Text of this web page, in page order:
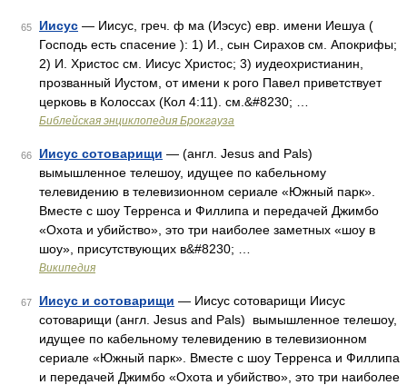
65 Иисус — Иисус, греч. ф ма (Иэсус) евр. имени Иешуа (
Господь есть спасение ): 1) И., сын Сирахов см. Апокрифы;
2) И. Христос см. Иисус Христос; 3) иудеохристианин,
прозванный Иустом, от имени к рого Павел приветствует
церковь в Колоссах (Кол 4:11). см.&#8230; …
Библейская энциклопедия Брокгауза
66 Иисус сотоварищи — (англ. Jesus and Pals)
вымышленное телешоу, идущее по кабельному
телевидению в телевизионном сериале «Южный парк».
Вместе с шоу Терренса и Филлипа и передачей Джимбо
«Охота и убийство», это три наиболее заметных «шоу в
шоу», присутствующих в&#8230; …
Википедия
67 Иисус и сотоварищи — Иисус сотоварищи Иисус
сотоварищи (англ. Jesus and Pals) вымышленное телешоу,
идущее по кабельному телевидению в телевизионном
сериале «Южный парк». Вместе с шоу Терренса и Филлипа
и передачей Джимбо «Охота и убийство», это три наиболее